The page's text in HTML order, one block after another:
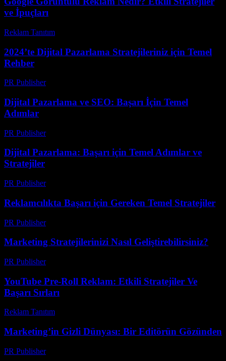
ve İpuçları
Reklam Tanıtım
2024’te Dijital Pazarlama Stratejileriniz için Temel
Rehber
PR Publisher-
Dijital Pazarlama ve SEO: Başarı İçin Temel
Adımlar
PR Publisher-
Dijital Pazarlama: Başarı için Temel Adımlar ve
Stratejiler
PR Publisher-
Reklamcılıkta Başarı için Gereken Temel Stratejiler
PR Publisher-
Marketing Stratejilerinizi Nasıl Geliştirebilirsiniz?
PR Publisher-
YouTube Pre-Roll Reklam: Etkili Stratejiler Ve
Başarı Sırları
Reklam Tanıtım
Marketing’in Gizli Dünyası: Bir Editörün Gözünden
PR Publisher-